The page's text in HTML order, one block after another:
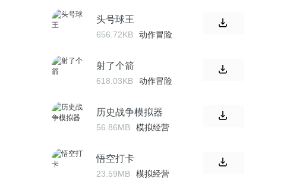
头号球王
656.72KB 动作冒险
射了个箭
618.03KB 动作冒险
历史战争模拟器
56.86MB 模拟经营
悟空打卡
23.59MB 模拟经营